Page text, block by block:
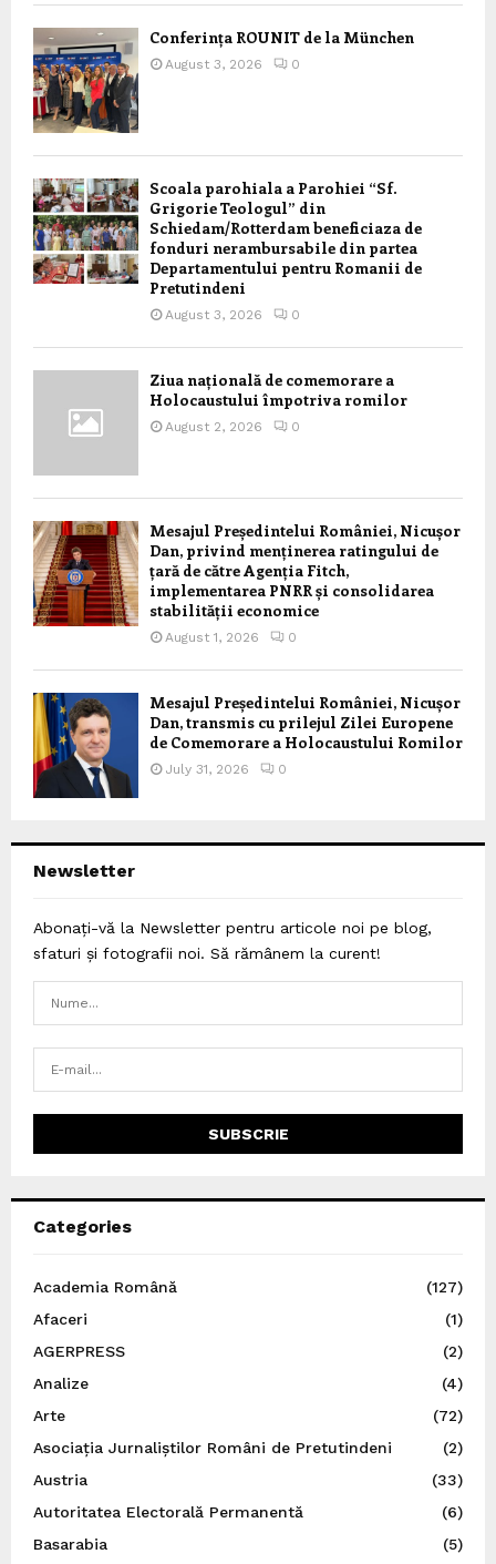
Conferința ROUNIT de la München
August 3, 2026 0
Scoala parohiala a Parohiei “Sf.
Grigorie Teologul” din
Schiedam/Rotterdam beneficiaza de
fonduri nerambursabile din partea
Departamentului pentru Romanii de
Pretutindeni
August 3, 2026 0
Ziua națională de comemorare a
Holocaustului împotriva romilor
August 2, 2026 0
Mesajul Președintelui României, Nicușor
Dan, privind menținerea ratingului de
țară de către Agenția Fitch,
implementarea PNRR și consolidarea
stabilității economice
August 1, 2026 0
Mesajul Președintelui României, Nicușor
Dan, transmis cu prilejul Zilei Europene
de Comemorare a Holocaustului Romilor
July 31, 2026 0
Newsletter
Abonați-vă la Newsletter pentru articole noi pe blog,
sfaturi și fotografii noi. Să rămânem la curent!
Categories
Academia Română
(127)
Afaceri
(1)
AGERPRESS
(2)
Analize
(4)
Arte
(72)
Asociația Jurnaliștilor Români de Pretutindeni
(2)
Austria
(33)
Autoritatea Electorală Permanentă
(6)
Basarabia
(5)